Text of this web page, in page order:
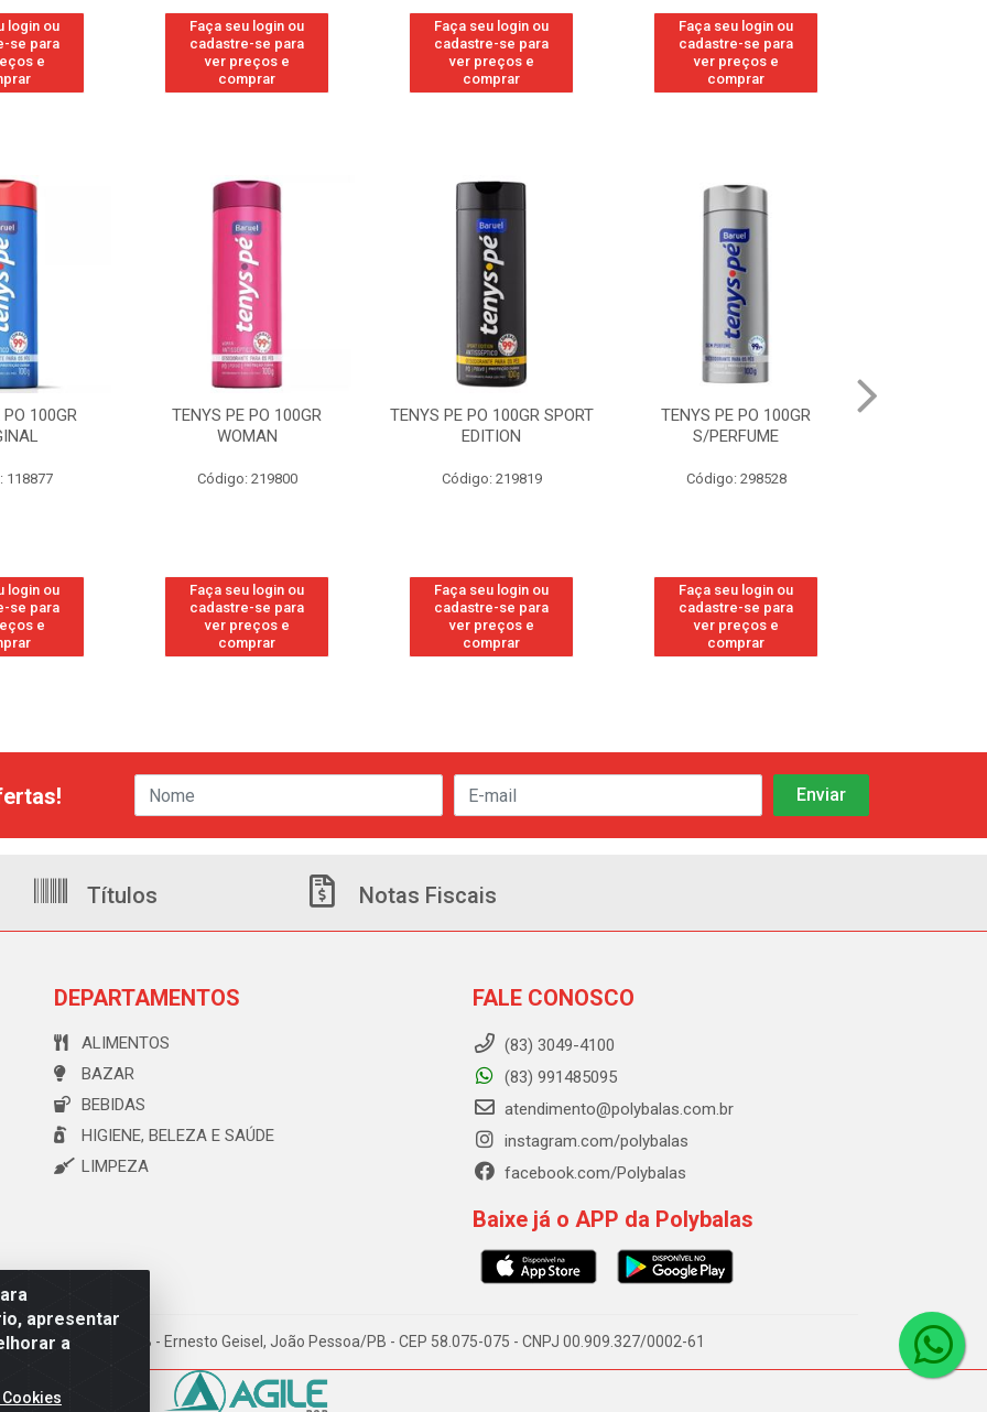
login ou
se para
e
Faça seu login ou
cadastre-se para
ver preços e
comprar
Faça seu login ou
cadastre-se para
ver preços e
comprar
Faça seu login ou
cadastre-se para
ver preços e
comprar
PO 100GR
219800
login ou
se para
e
TENYS PE PO 100GR SPORT
EDITION
Código: 219819
Faça seu login ou
cadastre-se para
ver preços e
comprar
TENYS PE PO 100GR
S/PERFUME
Código: 298528
Faça seu login ou
cadastre-se para
ver preços e
comprar
TENYS PE PO 100GR MENTA
FRESH
Código: 113
Faça seu login ou
cadastre-se para
ver preços e
comprar
apresentar
a
Títulos Notas Fiscais
DEPARTAMENTOS
ALIMENTOS
BAZAR
BEBIDAS
HIGIENE, BELEZA E SAÚDE
LIMPEZA
FALE CONOSCO
(83) 3049-4100
(83) 991485095
atendimento@polybalas.com.br
instagram.com/polybalas
facebook.com/Polybalas
Baixe já o APP da Polybalas
173 Galpão B - Ernesto Geisel, João Pessoa/PB - CEP 58.075-075 - CNPJ 00.909.327/0002-61